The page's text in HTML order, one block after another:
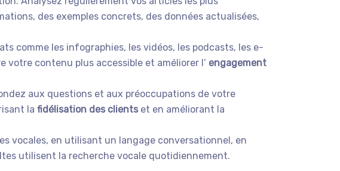
des exemples concrets, des données actualisées,
comme les infographies, les vidéos, les podcasts, les e-
votre contenu plus accessible et améliorer l’ engagement
aux questions et aux préoccupations de votre
la fidélisation des clients et en améliorant la
vocales, en utilisant un langage conversationnel, en
utilisent la recherche vocale quotidiennement.